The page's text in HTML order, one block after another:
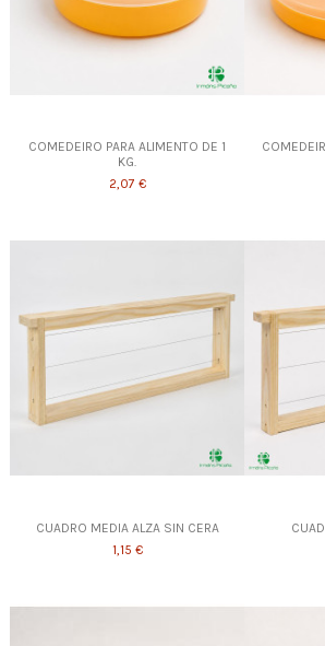
COMEDEIRO PARA ALIMENTO DE 1
KG.
2,07 €
CUADRO MEDIA ALZA SIN CERA
1,15 €